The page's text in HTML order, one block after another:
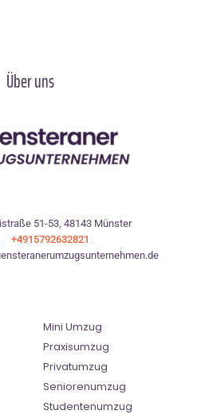
Über uns
51-53, 48143 Münster
+4915792632821
Mini Umzug
Praxisumzug
Privatumzug
Seniorenumzug
Studentenumzug